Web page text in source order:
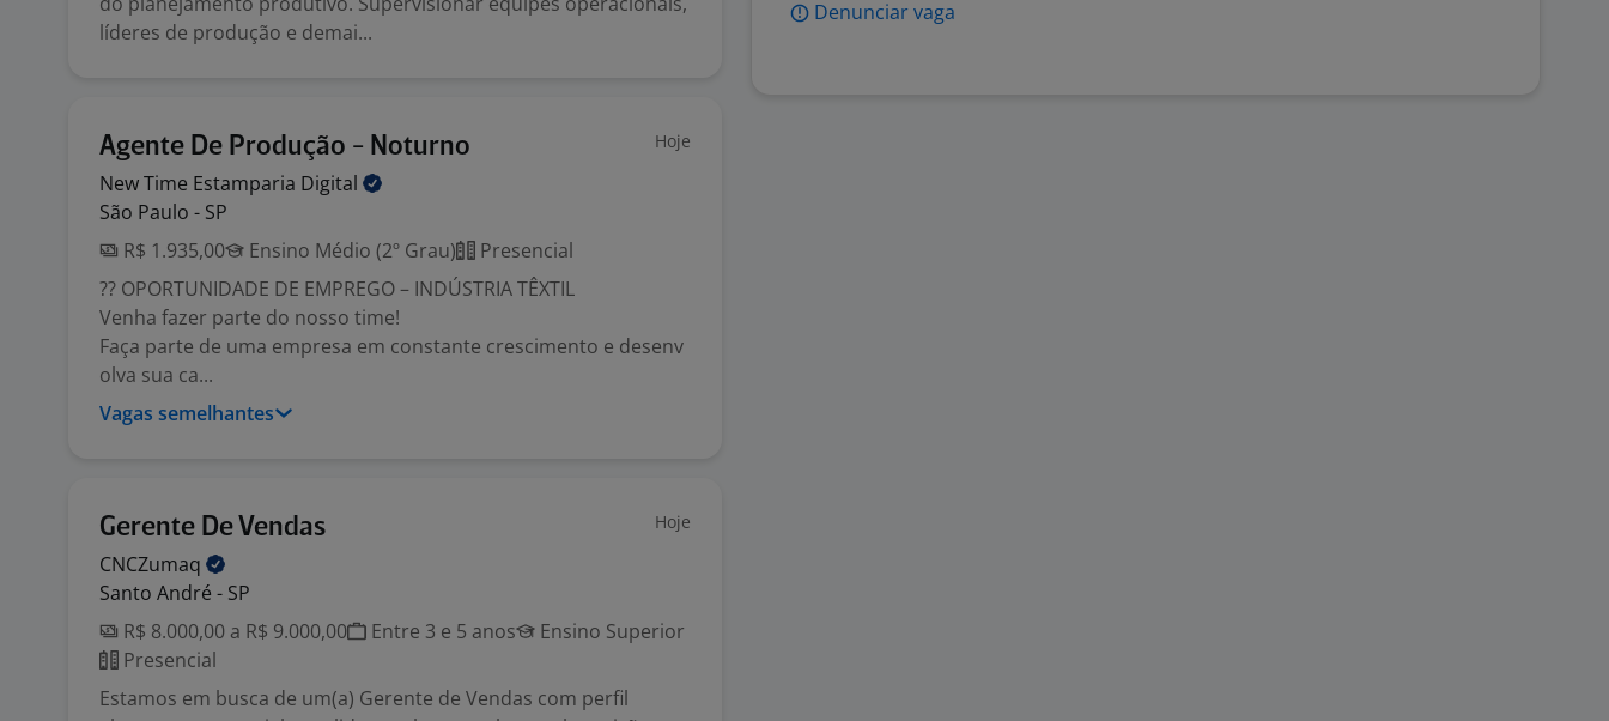
líderes de produção e demai...
Agente De Produção - Noturno Hoje
New Time Estamparia Digital
São Paulo - SP
R$ 1.935,00
Ensino Médio (2º Grau)
Presencial
?? OPORTUNIDADE DE EMPREGO – INDÚSTRIA TÊXTIL
Venha fazer parte do nosso time!
Faça parte de uma empresa em constante crescimento e desenv
olva sua ca...
Vagas semelhantes
Gerente De Vendas Hoje
CNCZumaq
Santo André - SP
R$ 8.000,00 a R$ 9.000,00
Entre 3 e 5 anos
Ensino Superior
Presencial
Estamos em busca de um(a) Gerente de Vendas com perfil
Denunciar vaga